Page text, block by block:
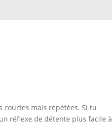
courtes mais répétées. Si tu
réflexe de détente plus facile à